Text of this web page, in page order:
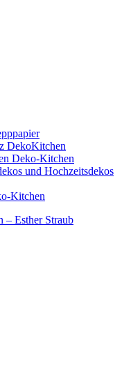
– Esther Straub